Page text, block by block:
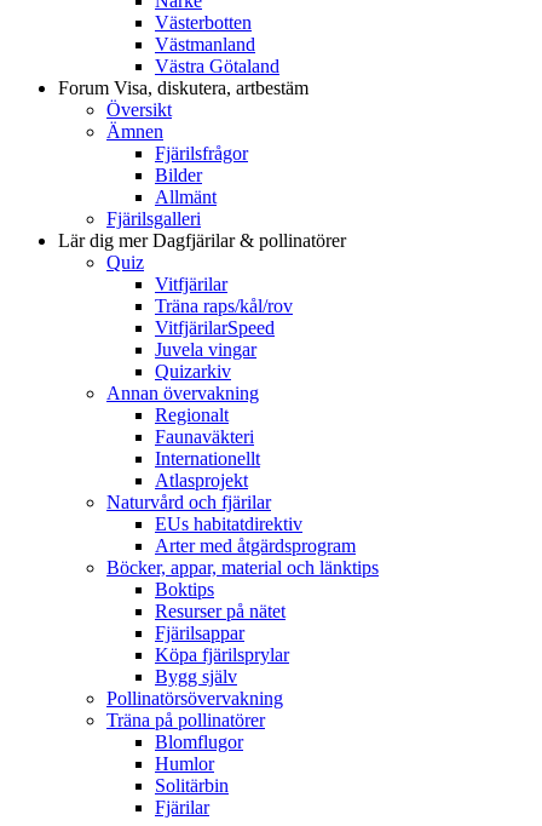
Västerbotten
Västmanland
Västra Götaland
Forum Visa, diskutera, artbestäm
Översikt
Ämnen
Fjärilsfrågor
Bilder
Allmänt
Fjärilsgalleri
Lär dig merDagfjärilar & pollinatörer
Quiz
Vitfjärilar
Träna raps/kål/rov
VitfjärilarSpeed
Juvela vingar
Quizarkiv
Annan övervakning
Regionalt
Faunaväkteri
Internationellt
Atlasprojekt
Naturvård och fjärilar
EUs habitatdirektiv
Arter med åtgärdsprogram
Böcker, appar, material och länktips
Boktips
Resurser på nätet
Fjärilsappar
Köpa fjärilsprylar
Bygg själv
Pollinatörsövervakning
Träna på pollinatörer
Blomflugor
Humlor
Solitärbin
Fjärilar